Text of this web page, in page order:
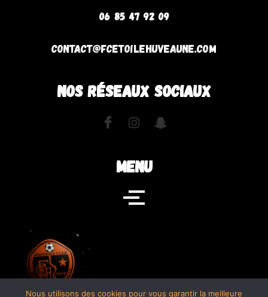
06 85 47 92 09
contact@fcetoilehuveaune.com
NOS RÉSEAUX SOCIAUX
MENU
Nous utilisons des cookies pour vous garantir la meilleure